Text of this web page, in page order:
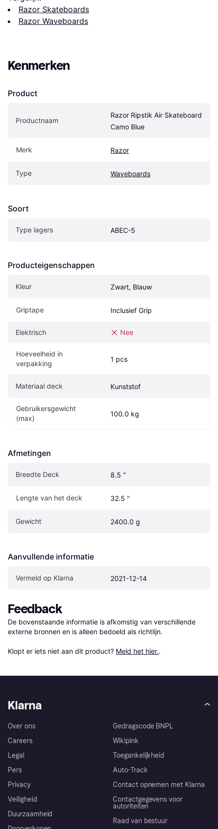
Razor Skateboards
Razor Waveboards
Kenmerken
Product
Productnaam
Razor Ripstik Air Skateboard
Camo Blue
Merk Razor
Type Waveboards
Soort
Type lagers ABEC-5
Producteigenschappen
Kleur Zwart, Blauw
Griptape Inclusief Grip
Elektrisch Nee
Hoeveelheid in
verpakking
1 pcs
Materiaal deck Kunststof
Gebruikersgewicht
(max)
100.0 kg
Afmetingen
Breedte Deck 8.5 "
Lengte van het deck 32.5 "
Gewicht 2400.0 g
Aanvullende informatie
Vermeld op Klarna 2021-12-14
Feedback
De bovenstaande informatie is afkomstig van verschillende
externe bronnen en is alleen bedoeld als richtlijn.
Klopt er iets niet aan dit product? Meld het hier..
Klarna
Over ons
Careers
Legal
Pers
Privacy
Veiligheid
Duurzaamheid
Gedragscode BNPL
Wikipink
Toegankelijkheid
Auto-Track
Contact opnemen met Klarna
Contactgegevens voor
autoriteiten
Raad van bestuur